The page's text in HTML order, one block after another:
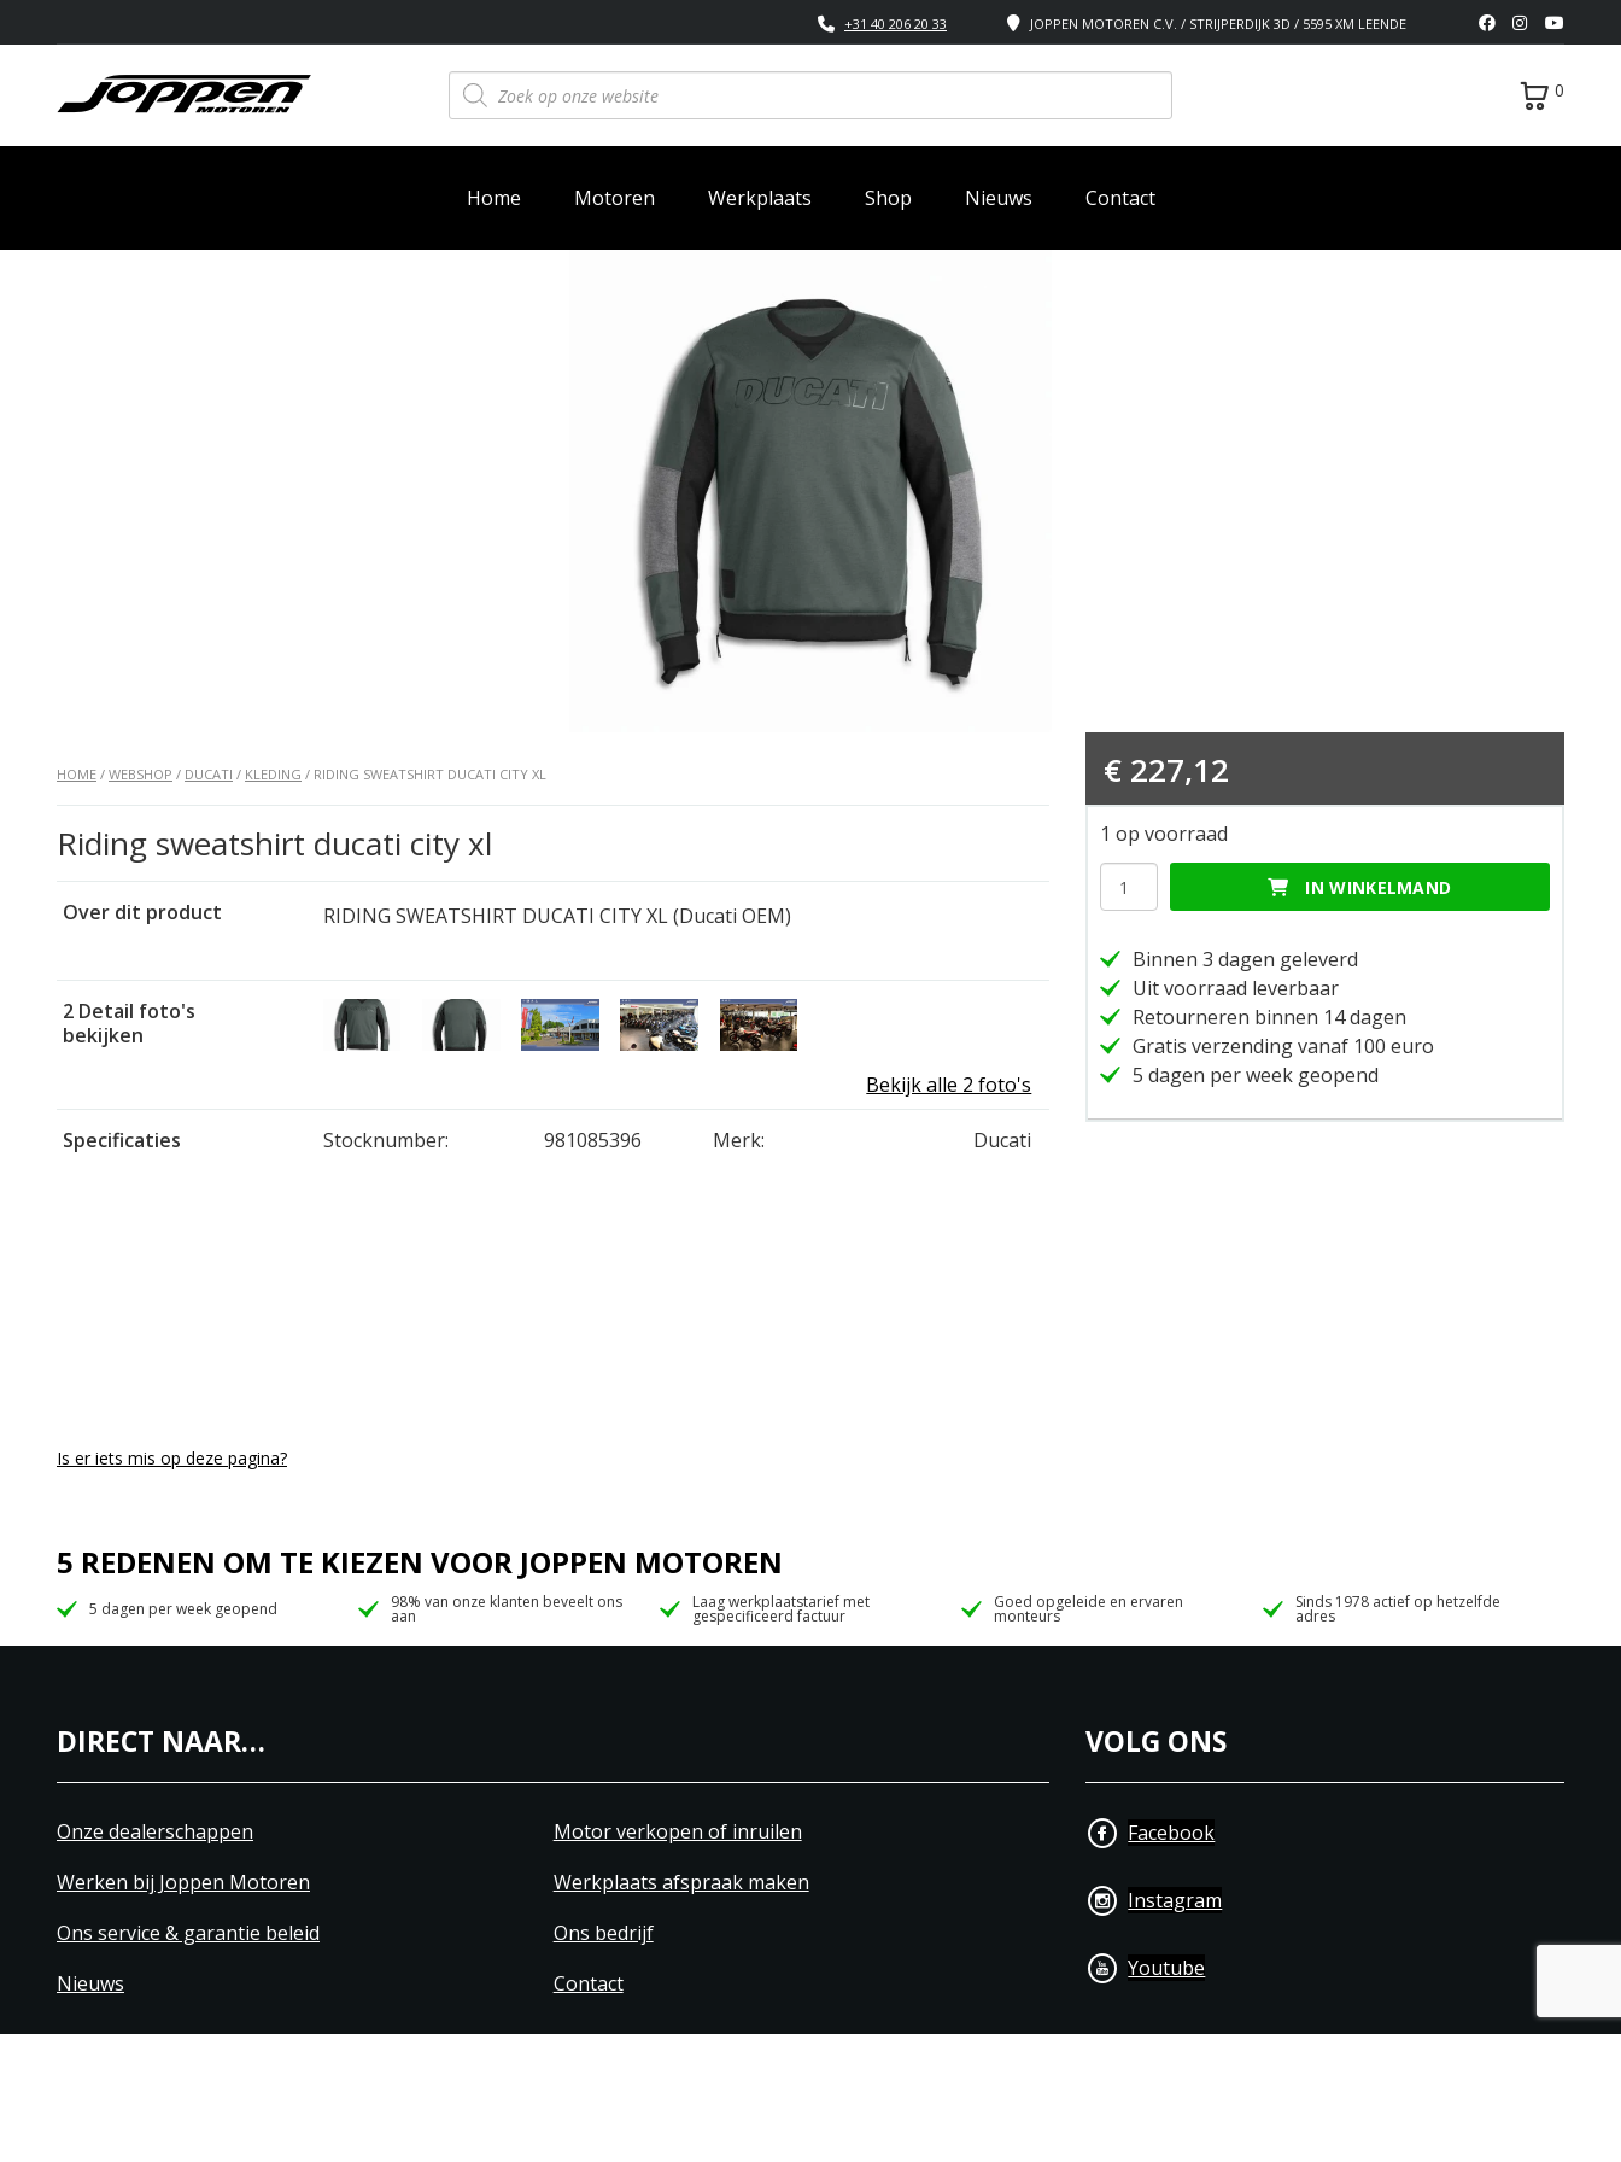
JOPPEN MOTOREN C.V. / STRIJPERDIJK 3D / 5595 XM LEENDE
+31 40 206 20 33
Producten
zoeken 0
Home Motoren Werkplaats Shop Nieuws Contact
HOME / WEBSHOP / DUCATI / KLEDING / RIDING SWEATSHIRT DUCATI CITY XL
Riding sweatshirt ducati city xl
Over dit product RIDING SWEATSHIRT DUCATI CITY XL (Ducati OEM)
2 Detail foto's
bekijken
Bekijk alle 2 foto's
Specificaties Stocknumber: 981085396 Merk: Ducati
€ 227,12
1 op voorraad
Riding
sweatshirt
city
xl
hoeveelheid
IN WINKELMAND
Binnen 3 dagen geleverd
Uit voorraad leverbaar
Retourneren binnen 14 dagen
Gratis verzending vanaf 100 euro
5 dagen per week geopend
Is er iets mis op deze pagina?
5 REDENEN OM TE KIEZEN VOOR JOPPEN MOTOREN
5 dagen per week geopend 98% van onze klanten beveelt ons
aan
Laag werkplaatstarief met
gespecificeerd factuur
Goed opgeleide en ervaren
monteurs
Sinds 1978 actief op hetzelfde
adres
DIRECT NAAR…
Onze dealerschappen
Motor verkopen of inruilen
Werken bij Joppen Motoren
Werkplaats afspraak maken
Ons service & garantie beleid
Ons bedrijf
Nieuws
Contact
VOLG ONS
Facebook
Instagram
Youtube